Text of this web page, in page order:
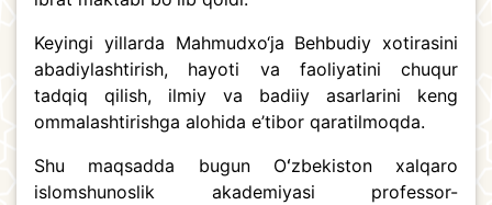
Keyingi yillarda Mahmudxo‘ja Behbudiy xotirasini
abadiylashtirish, hayoti va faoliyatini chuqur
tadqiq qilish, ilmiy va badiiy asarlarini keng
ommalashtirishga alohida e’tibor qaratilmoqda.
Shu maqsadda bugun Oʻzbekiston xalqaro
islomshunoslik akademiyasi professor-